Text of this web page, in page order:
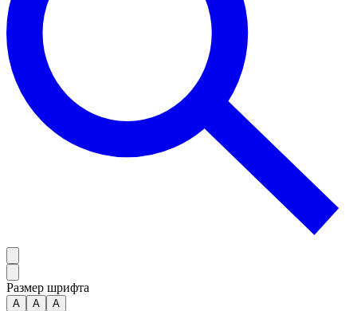
Размер шрифта
А A A